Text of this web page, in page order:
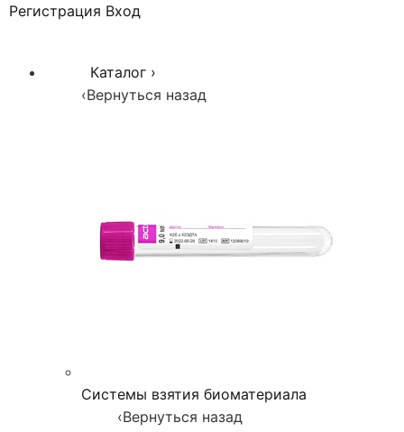
Регистрация Вход
Каталог ›
‹Вернуться назад
Системы взятия биоматериала
‹Вернуться назад